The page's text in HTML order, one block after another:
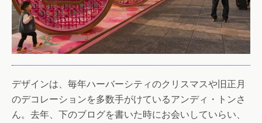
デザインは、毎年ハーバーシティのクリスマスや旧正月
のデコレーションを多数手がけているアンディ・トンさ
ん。去年、下のブログを書いた時にお会いしていらい、